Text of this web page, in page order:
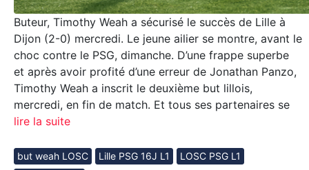
Buteur, Timothy Weah a sécurisé le succès de Lille à
Dijon (2-0) mercredi. Le jeune ailier se montre, avant le
choc contre le PSG, dimanche. D’une frappe superbe
et après avoir profité d’une erreur de Jonathan Panzo,
Timothy Weah a inscrit le deuxième but lillois,
mercredi, en fin de match. Et tous ses partenaires se
lire la suite
but weah LOSC Lille PSG 16J L1
LOSC PSG L1